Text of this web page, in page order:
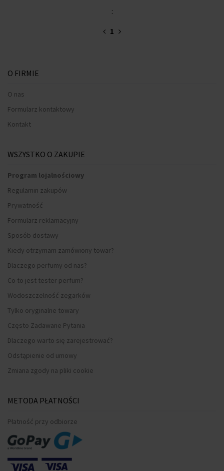
:
1
O FIRMIE
O nas
Formularz kontaktowy
Kontakt
WSZYSTKO O ZAKUPIE
Program lojalnościowy
Regulamin zakupów
Prywatność
Formularz reklamacyjny
Sposób dostawy
Kiedy otrzymam zamówiony towar?
Dlaczego perfumy od nas?
Co to jest tester perfum?
Wodoszczelność zegarków
Tylko oryginalne towary
Często Zadawane Pytania
Dlaczego warto się zarejestrować?
Odstąpienie od umowy
Zmiana zgody na pliki cookie
METODA PŁATNOŚCI
Płatność przy odbiorze